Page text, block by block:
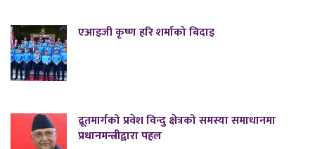
एआइजी कृष्ण हरि शर्माको बिदाइ
द्रूतमार्गको प्रवेश विन्दु क्षेत्रको समस्या समाधानमा
प्रधानमन्त्रीद्वारा पहल